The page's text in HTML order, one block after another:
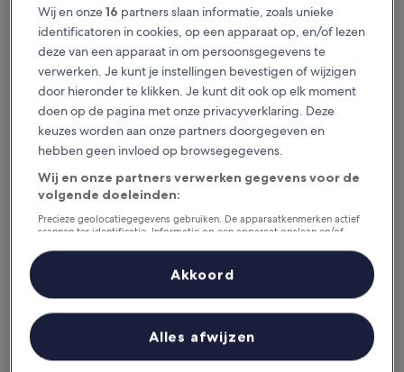
Redenen om onze app te
downloaden
Bespaar nog meer
Krijg kortingen op geselecteerde hotels in de
Wij en onze16 partners slaan informatie, zoals unieke
identificatoren in cookies, op een apparaat op, en/of lezen
deze van een apparaat in om persoonsgegevens te
verwerken. Je kunt je instellingen bevestigen of wijzigen
door hieronder te klikken. Je kunt dit ook op elk moment
doen op de pagina met onze privacyverklaring. Deze
keuzes worden aan onze partners doorgegeven en
hebben geen invloed op browsegegevens.
Wij en onze partners verwerken gegevens voor de
volgende doeleinden:
Precieze geolocatiegegevens gebruiken. De apparaatkenmerken actief
scannen ter identificatie. Informatie op een apparaat opslaan en/of
contentmetingen, doelgroepenonderzoek en ontwikkeling van
Alles afwijzen
Akkoord